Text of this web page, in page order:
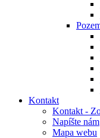
Kontakt
Kontakt -
Napíšte nám
Mapa webu